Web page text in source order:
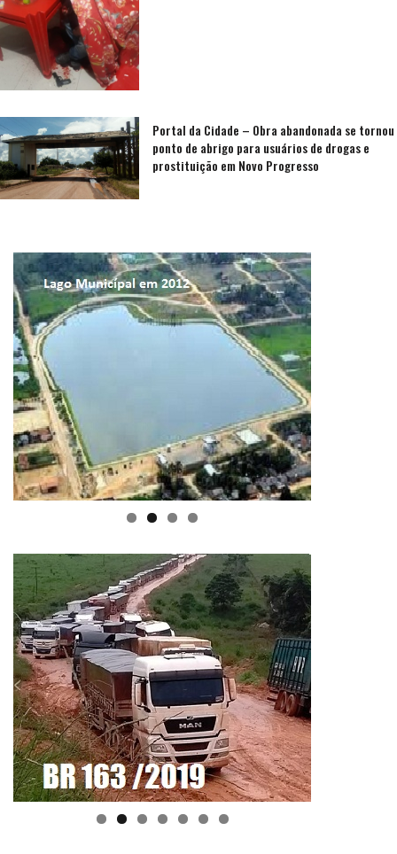
Portal da Cidade – Obra abandonada se tornou
ponto de abrigo para usuários de drogas e
prostituição em Novo Progresso